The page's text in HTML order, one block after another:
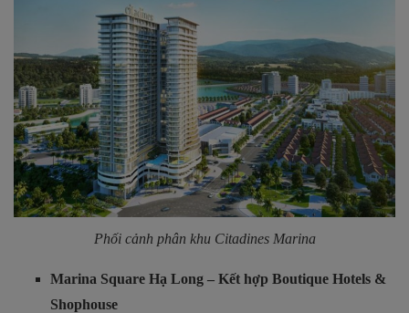
Phối cảnh phân khu Citadines Marina
Marina Square Hạ Long – Kết hợp Boutique Hotels &
Shophouse